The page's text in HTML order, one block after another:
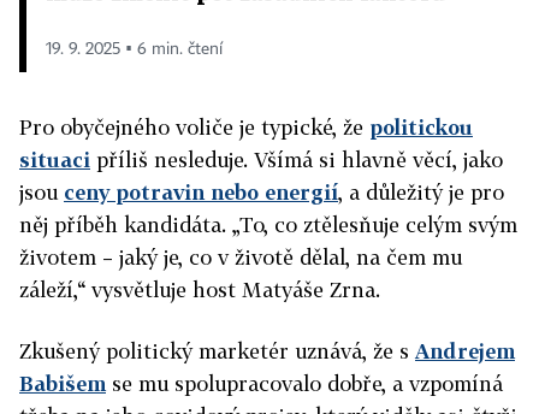
19. 9. 2025 ▪ 6 min. čtení
Pro obyčejného voliče je typické, že politickou
situaci příliš nesleduje. Všímá si hlavně věcí, jako
jsou ceny potravin nebo energií, a důležitý je pro
něj příběh kandidáta. „To, co ztělesňuje celým svým
životem – jaký je, co v životě dělal, na čem mu
záleží,“ vysvětluje host Matyáše Zrna.
Zkušený politický marketér uznává, že s Andrejem
Babišem se mu spolupracovalo dobře, a vzpomíná